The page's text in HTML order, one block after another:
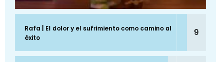
Rafa | El dolor y el sufrimiento como camino al
éxito
9